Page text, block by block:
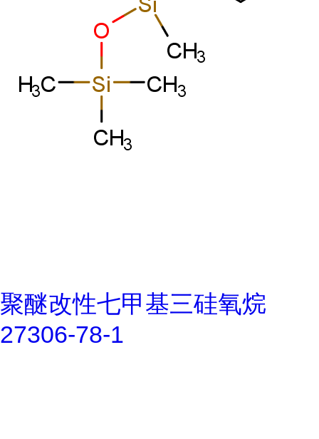
聚醚改性七甲基三硅氧烷
27306-78-1